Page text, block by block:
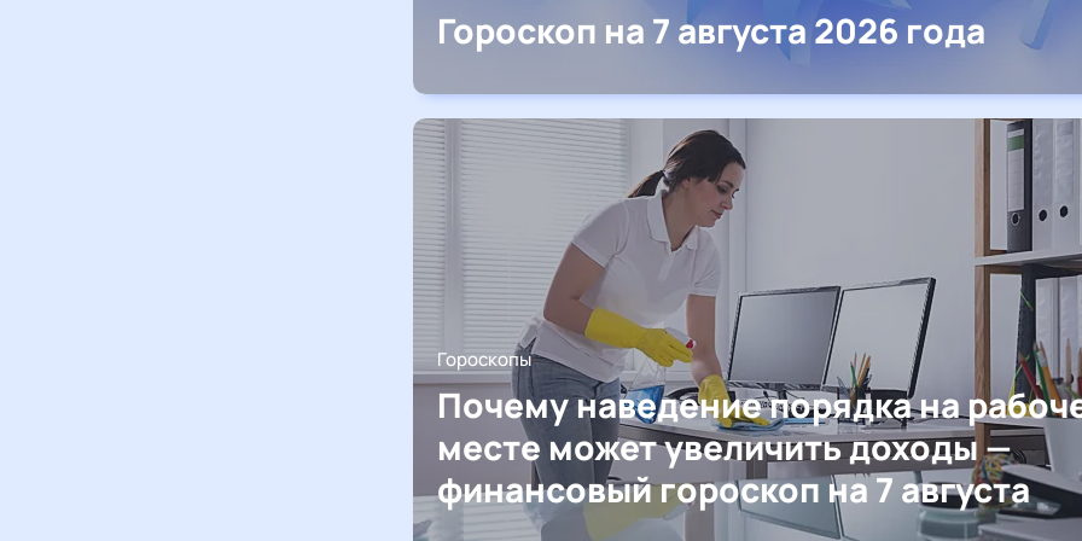
Гороскоп на 7 августа 2026 года
Гороскопы
Почему наведение порядка на
месте может увеличить доходы —
финансовый гороскоп на 7 августа